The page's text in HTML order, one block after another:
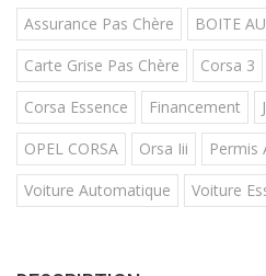
Assurance Pas Chère BOITE
Carte Grise Pas Chère
Corsa 3
Corsa Essence
Financement
OPEL CORSA
Orsa Iii Permis
Voiture Automatique
Voiture